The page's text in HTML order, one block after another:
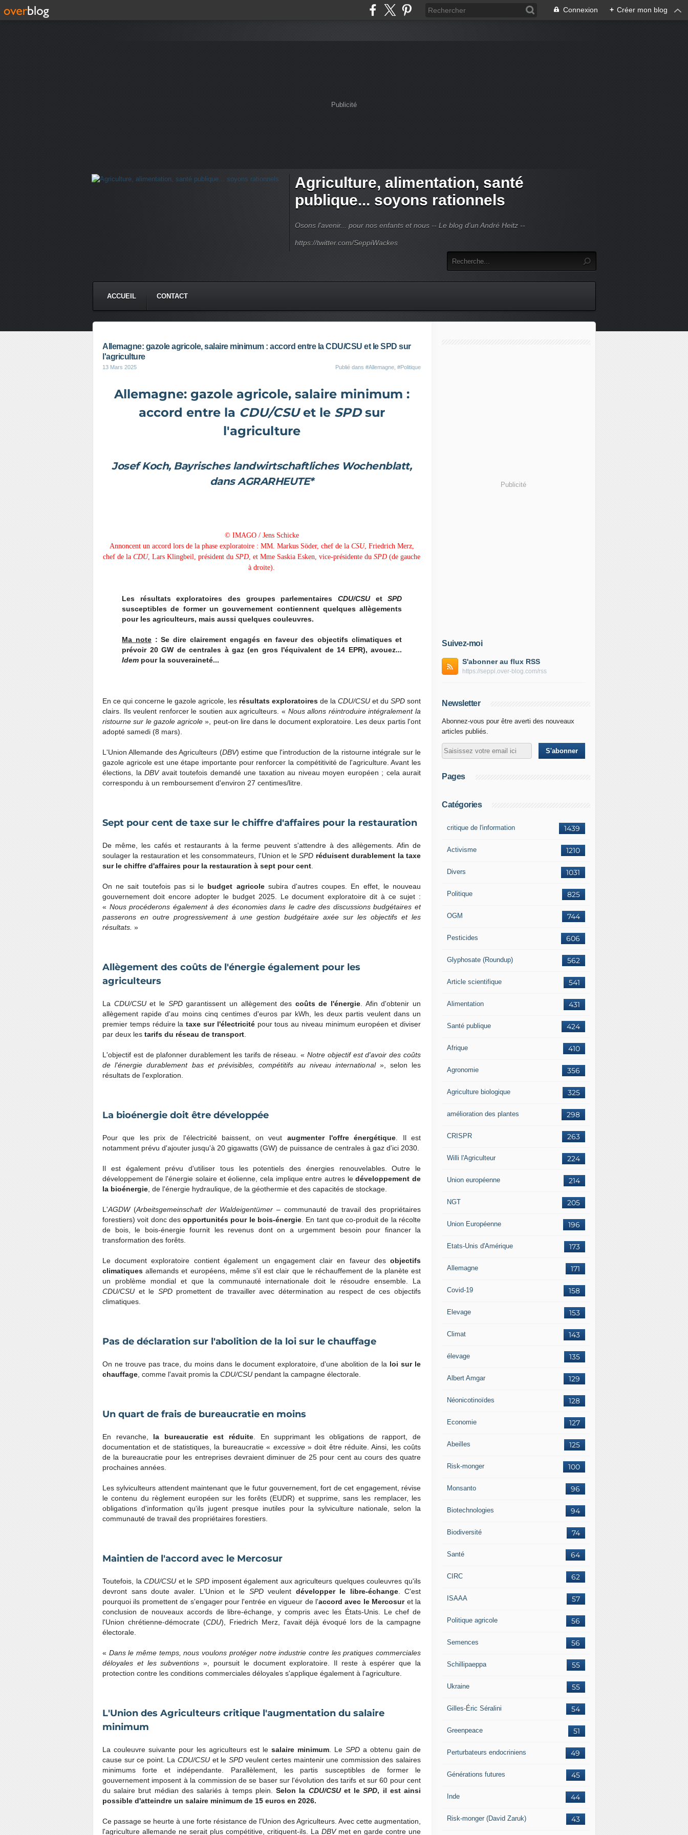
Connexion + Créer mon blog
Publicité
Agriculture, alimentation, santé
publique... soyons rationnels
Osons l'avenir... pour nos enfants et nous -- Le blog d'un André Heitz --
https://twitter.com/SeppiWackes
ACCUEIL CONTACT
Allemagne: gazole agricole, salaire minimum : accord entre la CDU/CSU et le SPD sur
l'agriculture
13 Mars 2025 Publié dans #Allemagne #Politique
Allemagne: gazole agricole, salaire minimum :
accord entre la CDU/CSUet le SPDsur
l'agriculture
Josef Koch, Bayrisches landwirtschaftliches Wochenblatt,
dans AGRARHEUTE*
© IMAGO / Jens Schicke
Annoncent un accord lors de la phase exploratoire : MM. Markus Söder, chef de la CSU, Friedrich Merz,
chef de la CDU, Lars Klingbeil, président du SPD, et Mme Saskia Esken, vice-présidente du SPD (de gauche
à droite).
Les résultats exploratoires des groupes parlementairesCDU/CSUetSPD
susceptibles de former un gouvernement contiennent quelques allègements
pour les agriculteurs, mais aussi quelques couleuvres.
Ma note: Se dire clairement engagés en faveur des objectifs climatiques et
prévoir 20 GW de centrales à gaz (en gros l'équivalent de 14 EPR), avouez...
Idem pour la souveraineté...
En ce qui concerne le gazole agricole, les résultats exploratoires de la CDU/CSU et du SPD sont
clairs. Ils veulent renforcer le soutien aux agriculteurs. « Nous allons réintroduire intégralement la
ristourne sur le gazole agricole », peut-on lire dans le document exploratoire. Les deux partis l'ont
adopté samedi (8 mars).
L'Union Allemande des Agriculteurs (DBV) estime que l'introduction de la ristourne intégrale sur le
gazole agricole est une étape importante pour renforcer la compétitivité de l'agriculture. Avant les
élections, la DBVavait toutefois demandé une taxation au niveau moyen européen ; cela aurait
correspondu à un remboursement d'environ 27 centimes/litre.
Sept pour cent de taxe sur le chiffre d'affaires pour la restauration
De même, les cafés et restaurants à la ferme peuvent s'attendre à des allègements. Afin de
soulager la restauration et les consommateurs, l'Union et leSPD réduisent durablement la taxe
sur le chiffre d'affaires pour la restauration à sept pour cent
On ne sait toutefois pas si le budget agricolesubira d'autres coupes. En effet, le nouveau
gouvernement doit encore adopter le budget 2025. Le document exploratoire dit à ce sujet :
« Nous procéderons également à des économies dans le cadre des discussions budgétaires et
passerons en outre progressivement à une gestion budgétaire axée sur les objectifs et les
résultats. »
Allègement des coûts de l'énergie également pour les
agriculteurs
La CDU/CSUet le SPDgarantissent un allègement des coûts de l'énergie . Afin d'obtenir un
allègement rapide d'au moins cinq centimes d'euros par kWh, les deux partis veulent dans un
premier temps réduire lataxe sur l'électricitépour tous au niveau minimum européen et diviser
par deux les tarifs du réseau de transport
L'objectif est de plafonner durablement les tarifs de réseau. « Notre objectif est d'avoir des coûts
de l'énergie durablement bas et prévisibles, compétitifs au niveau international», selon les
résultats de l'exploration.
La bioénergie doit être développée
Pour que les prix de l'électricité baissent, on veut augmenter l'offre énergétique . Il est
notamment prévu d'ajouter jusqu'à 20 gigawatts (GW) de puissance de centrales à gaz d'ici 2030.
Il est également prévu d'utiliser tous les potentiels des énergies renouvelables. Outre le
développement de l'énergie solaire et éolienne, cela implique entre autres ledéveloppement de
la bioénergie , de l'énergie hydraulique, de la géothermie et des capacités de stockage.
L'AGDW(Arbeitsgemeinschaft der Waldeigentümer – communauté de travail des propriétaires
forestiers) voit donc desopportunités pour le bois-énergie . En tant que co-produit de la récolte
de bois, le bois-énergie fournit les revenus dont on a urgemment besoin pour financer la
transformation des forêts.
Le document exploratoire contient également un engagement clair en faveur des objectifs
climatiques allemands et européens, même s'il est clair que le réchauffement de la planète est
un problème mondial et que la communauté internationale doit le résoudre ensemble. La
CDU/CSU et le SPDpromettent de travailler avec détermination au respect de ces objectifs
climatiques.
Pas de déclaration sur l'abolition de la loi sur le chauffage
On ne trouve pas trace, du moins dans le document exploratoire, d'une abolition de la loi sur le
chauffage , comme l'avait promis la CDU/CSU pendant la campagne électorale.
Un quart de frais de bureaucratie en moins
En revanche, la bureaucratie est réduite. En supprimant les obligations de rapport, de
documentation et de statistiques, la bureaucratie « excessive» doit être réduite. Ainsi, les coûts
de la bureaucratie pour les entreprises devraient diminuer de 25 pour cent au cours des quatre
prochaines années.
Les sylviculteurs attendent maintenant que le futur gouvernement, fort de cet engagement, révise
le contenu du règlement européen sur les forêts (EUDR) et supprime, sans les remplacer, les
obligations d'information qu'ils jugent presque inutiles pour la sylviculture nationale, selon la
communauté de travail des propriétaires forestiers.
Maintien de l'accord avec le Mercosur
Toutefois, laCDU/CSU et le SPDimposent également aux agriculteurs quelques couleuvres qu'ils
devront sans doute avaler. L'Union et le SPDveulent développer le libre-échange. C'est
pourquoi ils promettent de s'engager pour l'entrée en vigueur de l'accord avec le Mercosuret la
conclusion de nouveaux accords de libre-échange, y compris avec les États-Unis. Le chef de
l'Union chrétienne-démocrate (CDU), Friedrich Merz, l'avait déjà évoqué lors de la campagne
électorale.
« Dans le même temps, nous voulons protéger notre industrie contre les pratiques commerciales
déloyales et les subventions », poursuit le document exploratoire. Il reste à espérer que la
protection contre les conditions commerciales déloyales s'applique également à l'agriculture.
L'Union des Agriculteurs critique l'augmentation du salaire
minimum
La couleuvre suivante pour les agriculteurs est le salaire minimum . Le SPD a obtenu gain de
cause sur ce point. La CDU/CSU et le SPDveulent certes maintenir une commission des salaires
minimums forte et indépendante. Parallèlement, les partis susceptibles de former le
gouvernement imposent à la commission de se baser sur l'évolution des tarifs et sur 60 pour cent
du salaire brut médian des salariés à temps plein.Selon la CDU/CSUet leSPD, il est ainsi
possible d'atteindre un salaire minimum de 15 euros en 2026.
Ce passage se heurte à une forte résistance de l'Union des Agriculteurs. Avec cette augmentation,
l'agriculture allemande ne serait plus compétitive, critiquent-ils. La DBVmet en garde contre une
Publicité
Suivez-moi
S'abonner au flux RSS
https://seppi.over-blog.com/rss
Newsletter
Abonnez-vous pour être averti des nouveaux
articles publiés.
Pages
Catégories
1439
critique de l'information
1210
Activisme
1031
Divers
825
Politique
744
OGM
606
Pesticides
562
Glyphosate (Roundup)
541
Article scientifique
431
Alimentation
424
Santé publique
410
Afrique
356
Agronomie
325
Agriculture biologique
298
amélioration des plantes
263
CRISPR
224
Willi l'Agriculteur
214
Union européenne
205
NGT
196
Union Européenne
173
Etats-Unis d'Amérique
171
Allemagne
158
Covid-19
153
Elevage
143
Climat
135
élevage
129
Albert Amgar
128
Néonicotinoïdes
127
Economie
125
Abeilles
100
Risk-monger
96
Monsanto
94
Biotechnologies
74
Biodiversité
64
Santé
62
CIRC
57
ISAAA
56
Politique agricole
56
Semences
55
Schillipaeppa
55
Ukraine
54
Gilles-Éric Séralini
51
Greenpeace
49
Perturbateurs endocriniens
45
Générations futures
44
Inde
43
Risk-monger (David Zaruk)